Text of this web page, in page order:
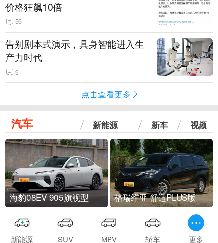
价格狂飙10倍
56
告别剧本式演示，具身智能进入生
产力时代
9
点击查看更多
汽车 新能源 新车 视频
海豹08EV 905旗舰型 格瑞维亚 舒适PLUS版
新能源 SUV MPV 轿车 更多